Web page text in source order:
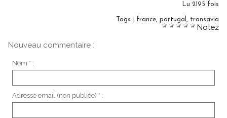
Lu 2195 fois
Tags : france, portugal , transavia
Notez
Nouveau commentaire :
Nom * :
Adresse email (non publiée) * :